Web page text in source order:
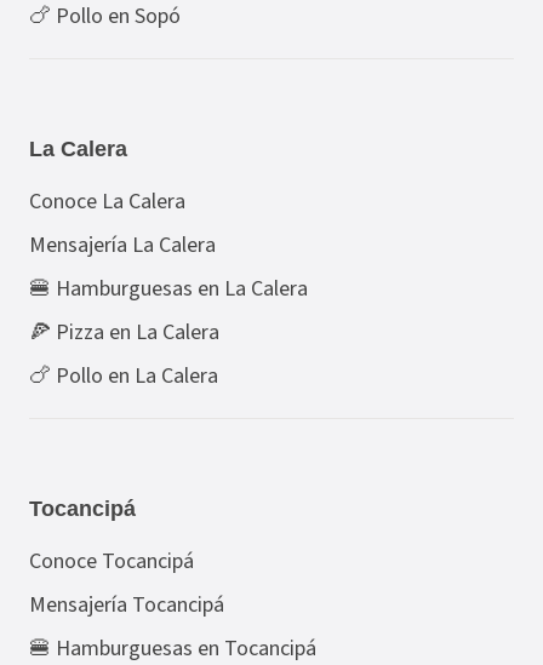
🍗 Pollo en Sopó
La Calera
Conoce La Calera
Mensajería La Calera
🍔 Hamburguesas en La Calera
🍕 Pizza en La Calera
🍗 Pollo en La Calera
Tocancipá
Conoce Tocancipá
Mensajería Tocancipá
🍔 Hamburguesas en Tocancipá